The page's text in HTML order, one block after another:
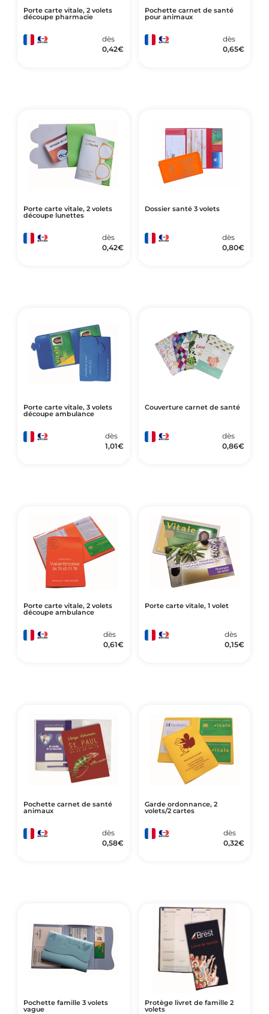
Porte carte vitale, 2 volets
découpe pharmacie
dès
0,42€
Pochette carnet de santé
pour animaux
dès
0,65€
Porte carte vitale, 2 volets
découpe lunettes
dès
0,42€
Dossier santé 3 volets
dès
0,80€
Porte carte vitale, 3 volets
découpe ambulance
dès
1,01€
Couverture carnet de santé
dès
0,86€
Porte carte vitale, 2 volets
découpe ambulance
dès
0,61€
Porte carte vitale, 1 volet
dès
0,15€
Pochette carnet de santé
animaux
dès
0,58€
Garde ordonnance, 2
volets/2 cartes
dès
0,32€
Pochette famille 3 volets
vague
Protège livret de famille 2
volets